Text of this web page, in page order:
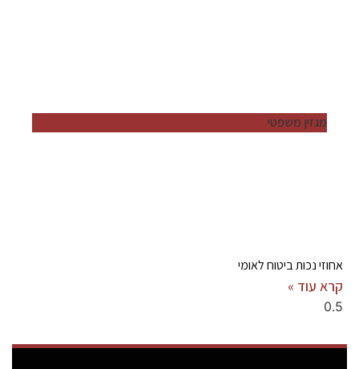
מגזין משפטי
אחוזי נכות ביטוח לאומי
קרא עוד »